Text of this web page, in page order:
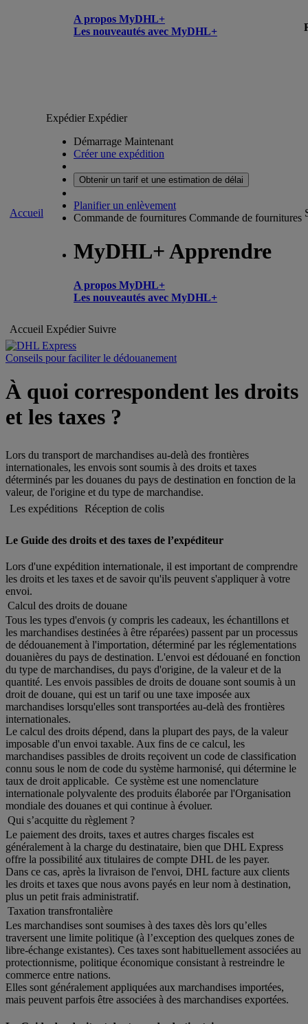
A propos MyDHL+
Les nouveautés avec MyDHL+
Accueil
ExpédierExpédier
Démarrage Maintenant
Créer une expédition
Obtenir un tarif et une estimation de délai
Planifier un enlèvement
Commande de fournitures Commande de fournitures
MyDHL+ Apprendre
A propos MyDHL+
Les nouveautés avec MyDHL+
Accueil Expédier Suivre
Conseils pour faciliter le dédouanement
À quoi correspondent les droits
et les taxes ?
Lors du transport de marchandises au-delà des frontières
internationales, les envois sont soumis à des droits et taxes
déterminés par les douanes du pays de destination en fonction de la
valeur, de l'origine et du type de marchandise.
Les expéditions Réception de colis
Le Guide des droits et des taxes de l’expéditeur
Lors d'une expédition internationale, il est important de comprendre
les droits et les taxes et de savoir qu'ils peuvent s'appliquer à votre
envoi.
Calcul des droits de douane
Tous les types d'envois (y compris les cadeaux, les échantillons et
les marchandises destinées à être réparées) passent par un processus
de dédouanement à l'importation, déterminé par les réglementations
douanières du pays de destination. L'envoi est dédouané en fonction
du type de marchandises, du pays d'origine, de la valeur et de la
quantité. Les envois passibles de droits de douane sont soumis à un
droit de douane, qui est un tarif ou une taxe imposée aux
marchandises lorsqu'elles sont transportées au-delà des frontières
internationales.
Le calcul des droits dépend, dans la plupart des pays, de la valeur
imposable d'un envoi taxable. Aux fins de ce calcul, les
marchandises passibles de droits reçoivent un code de classification
connu sous le nom de code du système harmonisé, qui détermine le
taux de droit applicable. Ce système est une nomenclature
internationale polyvalente des produits élaborée par l'Organisation
mondiale des douanes et qui continue à évoluer.
Qui s’acquitte du règlement ?
Le paiement des droits, taxes et autres charges fiscales est
généralement à la charge du destinataire, bien que DHL Express
offre la possibilité aux titulaires de compte DHL de les payer.
Dans ce cas, après la livraison de l'envoi, DHL facture aux clients
les droits et taxes que nous avons payés en leur nom à destination,
plus un petit frais administratif.
Taxation transfrontalière
Les marchandises sont soumises à des taxes dès lors qu’elles
traversent une limite politique (à l’exception des quelques zones de
libre-échange existantes). Ces taxes sont habituellement associées au
protectionnisme, politique économique consistant à restreindre le
commerce entre nations.
Elles sont généralement appliquées aux marchandises importées,
mais peuvent parfois être associées à des marchandises exportées.